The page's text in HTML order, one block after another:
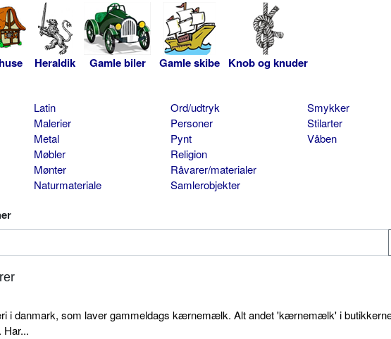
Heraldik Gamle biler Gamle skibe Knob og knuder
Latin
Malerier
Metal
Møbler
Mønter
Naturmateriale
Ord/udtryk
Personer
Pynt
Religion
Råvarer/materialer
Samlerobjekter
Smykker
Stilarter
Våben
i danmark, som laver gammeldags kærnemælk. Alt andet 'kærnemælk' i